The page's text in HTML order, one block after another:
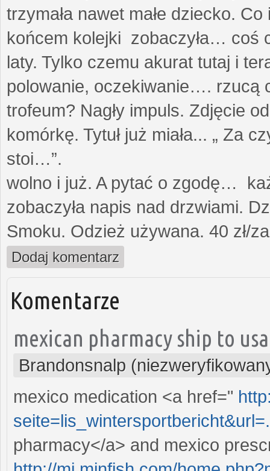
trzymała nawet małe dziecko.
końcem kolejki zobaczyła… coś
laty. Tylko czemu akurat tutaj i
polowanie, oczekiwanie…. rzucą
trofeum? Nagły impuls. Zdjęcie
komórkę. Tytuł już miała... „ Za
stoi…”.
wolno i już. A pytać o zgodę…
zobaczyła napis nad drzwiami.
Smoku. Odzież używana. 40 zł/
Dodaj komentarz
Komentarze
mexican pharmacy ship to usa
Brandonsnalp
mexico medication <a href="
pharmacy</a> and mexico